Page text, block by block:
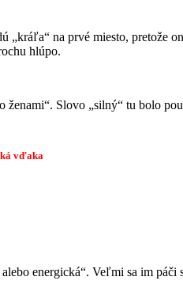
na prvé miesto, pretože
hlúpo.
Slovo „silný“ tu bolo
vďaka
energická“. Veľmi sa im